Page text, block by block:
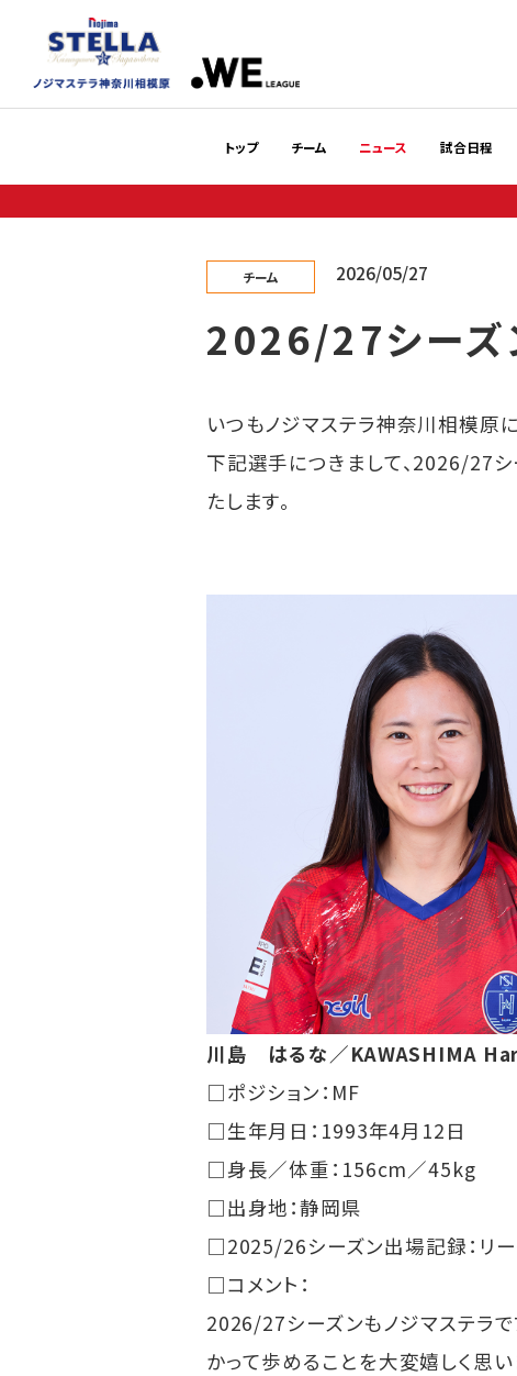
トップ チーム ニュース 試合日程
チーム 2026/05/27
2026/27シーズ
いつもノジマステラ神奈川相模原
下記選手につきまして、2026/27
たします。
川島 はるな／KAWASHIMA
□ポジション：MF
□生年月日：1993年4月12日
□身長／体重：156cm／45kg
□出身地：静岡県
□2025/26シーズン出場記録：リ
□コメント：
2026/27シーズンもノジマステラ
かって歩めることを大変嬉しく思